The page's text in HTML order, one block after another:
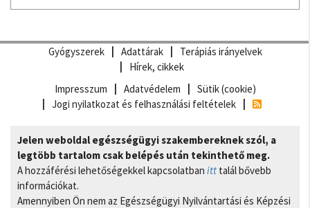
Gyógyszerek Adattárak
Terápiás irányelvek
Hírek, cikkek
Impresszum
Adatvédelem
Sütik (cookie)
Jogi nyilatkozat és felhasználási feltételek
Jelen weboldal egészségügyi szakembereknek szól, a
legtöbb tartalom csak belépés után tekinthető meg.
A hozzáférési lehetőségekkel kapcsolatban itt talál bővebb
információkat.
Amennyiben Ön nem az Egészségügyi Nyilvántartási és Képzési